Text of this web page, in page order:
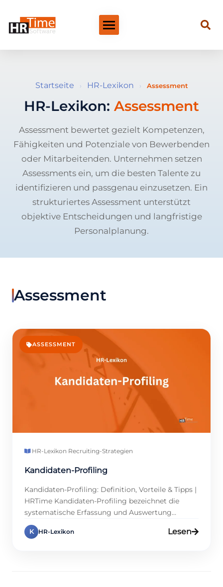
Startseite › HR-Lexikon › Assessment
HR-Lexikon: Assessment
Assessment bewertet gezielt Kompetenzen,
Fähigkeiten und Potenziale von Bewerbenden
oder Mitarbeitenden. Unternehmen setzen
Assessments ein, um die besten Talente zu
identifizieren und passgenau einzusetzen. Ein
strukturiertes Assessment unterstützt
objektive Entscheidungen und langfristige
Personalplanung.
Assessment
ASSESSMENT
HR-Lexikon·Recruiting-Strategien
Kandidaten-Profiling
Kandidaten-Profiling: Definition, Vorteile & Tipps |
HRTime Kandidaten-Profiling bezeichnet die
systematische Erfassung und Auswertung
relevanter Bewerberdaten im Recruiting-Prozess.
Ziel ist, Qualifikationen, Erfahrungen und Soft
K HR-Lexikon Lesen